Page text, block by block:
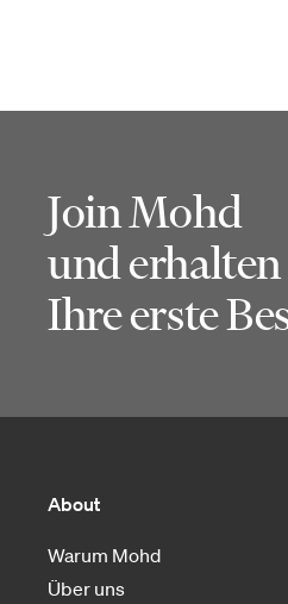
Join Mohd
und erhalten
Ihre erste
About
Warum Mohd
Über uns